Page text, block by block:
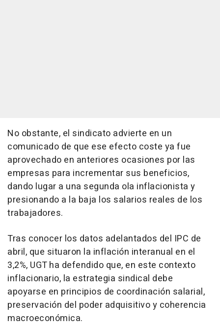
No obstante, el sindicato advierte en un
comunicado de que ese efecto coste ya fue
aprovechado en anteriores ocasiones por las
empresas para incrementar sus beneficios,
dando lugar a una segunda ola inflacionista y
presionando a la baja los salarios reales de los
trabajadores.
Tras conocer los datos adelantados del IPC de
abril, que situaron la inflación interanual en el
3,2%, UGT ha defendido que, en este contexto
inflacionario, la estrategia sindical debe
apoyarse en principios de coordinación salarial,
preservación del poder adquisitivo y coherencia
macroeconómica.